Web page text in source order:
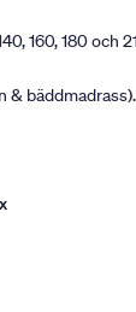
160, 180 och
& bäddmadrass).